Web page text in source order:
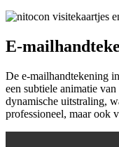
E-
De e-mailhandtekening
een subtiele animatie
dynamische uitstraling,
professioneel, maar ook